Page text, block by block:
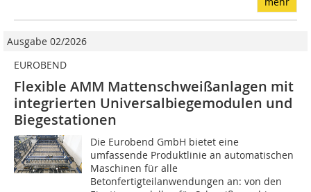
Ausgabe 02/2026
EUROBEND
Flexible AMM Mattenschweißanlagen mit
integrierten Universalbiegemodulen und
Biegestationen
Die Eurobend GmbH bietet eine
umfassende Produktlinie an automatischen
Maschinen für alle
Betonfertigteilanwendungen an: von den